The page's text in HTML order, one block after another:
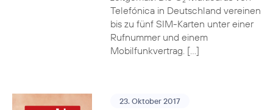
Telefónica in Deutschland vereinen
bis zu fünf SIM-Karten unter einer
Rufnummer und einem
Mobilfunkvertrag. […]
23. Oktober 2017